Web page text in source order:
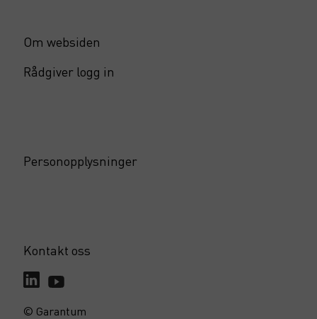
Om websiden
Rådgiver logg in
Personopplysninger
Kontakt oss
© Garantum